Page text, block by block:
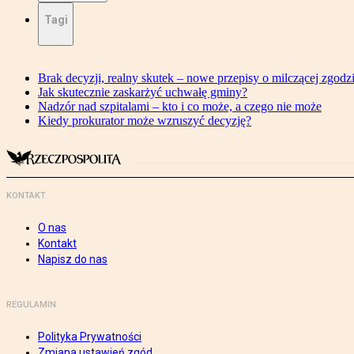
Tagi
Brak decyzji, realny skutek – nowe przepisy o milczącej
Jak skutecznie zaskarżyć uchwałę gminy?
Nadzór nad szpitalami – kto i co może, a czego nie może
Kiedy prokurator może wzruszyć decyzję?
KONTAKT
O nas
Kontakt
Napisz do nas
REGULAMIN
Polityka Prywatności